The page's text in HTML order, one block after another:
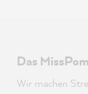
Das
Wir machen